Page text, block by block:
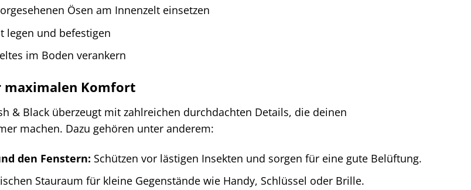
Ösen am Innenzelt einsetzen
legen und befestigen
im Boden verankern
maximalen Komfort
& Black überzeugt mit zahlreichen durchdachten Details, die deinen
machen. Dazu gehören unter anderem:
den Fenstern: Schützen vor lästigen Insekten und sorgen für eine gute Belüftung.
Stauraum für kleine Gegenstände wie Handy, Schlüssel oder Brille.